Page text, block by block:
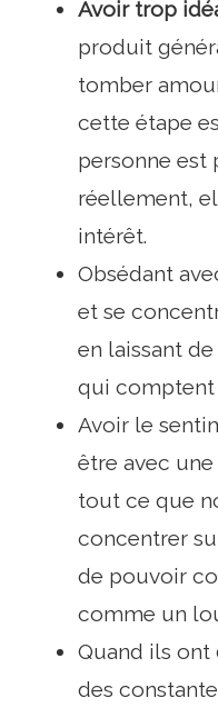
Avoir trop
produit
tomber
cette étape
personne
réellement,
intérêt.
Obsédant
et se
en laissant
qui comptent
Avoir le
être avec
tout ce que
concentrer
de pouvoir
comme un
Quand ils ont
des